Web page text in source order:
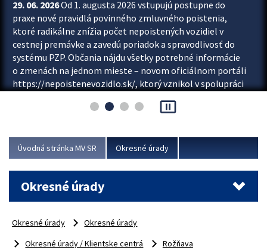
29. 06. 2026Od 1. augusta 2026 vstupujú postupne do
praxe nové pravidlá povinného zmluvného poistenia,
ktoré radikálne znížia počet nepoistených vozidiel v
cestnej premávke a zavedú poriadok a spravodlivosť do
systému PZP. Občania nájdu všetky potrebné informácie
o zmenách na jednom mieste – novom oficiálnom portáli
https://nepoistenevozidlo.sk/, ktorý vznikol v spolupráci
asociácie poisťovní (SLASPO) a Ministerstva vnútra SR.
Viac
pause_presentation
Úvodná stránka MV SR Okresné úrady
Okresné úrady
Okresné úrady
Okresné úrady
Okresné úrady / Klientske centrá
Rožňava